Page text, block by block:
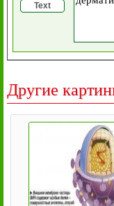
Text
Другие